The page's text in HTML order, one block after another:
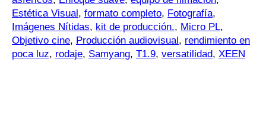
Estética Visual, formato completo, Fotografía,
Imágenes Nítidas, kit de producción., Micro PL,
Objetivo cine, Producción audiovisual, rendimiento en
poca luz, rodaje, Samyang, T1.9, versatilidad, XEEN